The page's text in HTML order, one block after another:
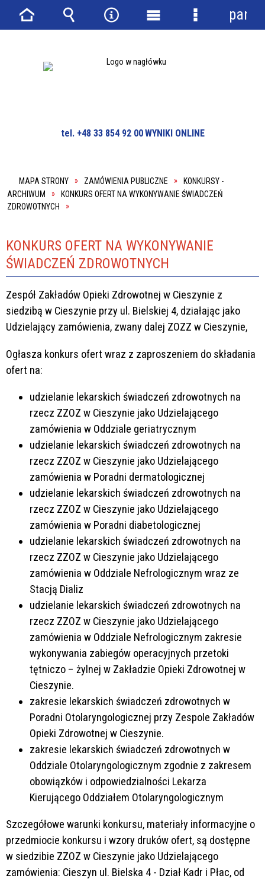
tel. +48 33 854 92 00WYNIKI ONLINE
MAPA STRONY ZAMÓWIENIA PUBLICZNE
KONKURSY -
ARCHIWUM
KONKURS OFERT NA WYKONYWANIE ŚWIADCZEŃ
ZDROWOTNYCH
KONKURS OFERT NA WYKONYWANIE
ŚWIADCZEŃ ZDROWOTNYCH
Zespół Zakładów Opieki Zdrowotnej w Cieszynie z
siedzibą w Cieszynie przy ul. Bielskiej 4, działając jako
Udzielający zamówienia, zwany dalej ZOZZ w Cieszynie,
Ogłasza konkurs ofert wraz z zaproszeniem do składania
ofert na:
udzielanie lekarskich świadczeń zdrowotnych na
rzecz ZZOZ w Cieszynie jako Udzielającego
zamówienia w Oddziale geriatrycznym
udzielanie lekarskich świadczeń zdrowotnych na
rzecz ZZOZ w Cieszynie jako Udzielającego
zamówienia w Poradni dermatologicznej
udzielanie lekarskich świadczeń zdrowotnych na
rzecz ZZOZ w Cieszynie jako Udzielającego
zamówienia w Poradni diabetologicznej
udzielanie lekarskich świadczeń zdrowotnych na
rzecz ZZOZ w Cieszynie jako Udzielającego
zamówienia w Oddziale Nefrologicznym wraz ze
Stacją Dializ
udzielanie lekarskich świadczeń zdrowotnych na
rzecz ZZOZ w Cieszynie jako Udzielającego
zamówienia w Oddziale Nefrologicznym zakresie
wykonywania zabiegów operacyjnych przetoki
tętniczo – żylnej w Zakładzie Opieki Zdrowotnej w
Cieszynie.
zakresie lekarskich świadczeń zdrowotnych w
Poradni Otolaryngologicznej przy Zespole Zakładów
Opieki Zdrowotnej w Cieszynie.
zakresie lekarskich świadczeń zdrowotnych w
Oddziale Otolaryngologicznym zgodnie z zakresem
obowiązków i odpowiedzialności Lekarza
Kierującego Oddziałem Otolaryngologicznym
Szczegółowe warunki konkursu, materiały informacyjne o
przedmiocie konkursu i wzory druków ofert, są dostępne
w siedzibie ZZOZ w Cieszynie jako Udzielającego
zamówienia: Cieszyn ul. Bielska 4 - Dział Kadr i Płac, od
StronaWyszukiwarka
Narzędzia
Menu Menu
panel